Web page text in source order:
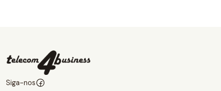
Siga-nos